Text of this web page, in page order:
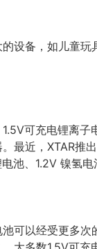
设备，如儿童
可充电锂离
最近，XTAR推
池、1.2V 镍氢电
可以经受更多